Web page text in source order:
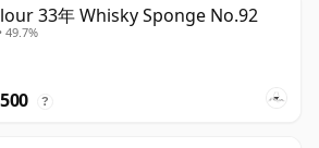
33年 Whisky Sponge No.92
49.7%
?